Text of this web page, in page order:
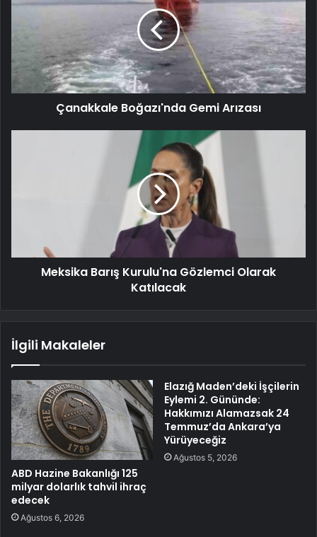
Çanakkale Boğazı'nda Gemi Arızası
Meksika Barış Kurulu'na Gözlemci Olarak
Katılacak
İlgili Makaleler
ABD Hazine Bakanlığı 125
milyar dolarlık tahvil ihraç
edecek
Ağustos 6, 2026
Elazığ Maden’deki İşçilerin
Eylemi 2. Gününde:
Hakkımızı Alamazsak 24
Temmuz’da Ankara’ya
Yürüyeceğiz
Ağustos 5, 2026